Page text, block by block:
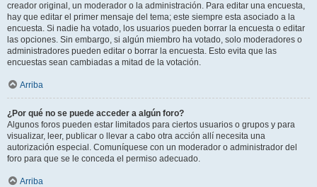
creador original, un moderador o la administración. Para editar una encuesta,
hay que editar el primer mensaje del tema; este siempre esta asociado a la
encuesta. Si nadie ha votado, los usuarios pueden borrar la encuesta o editar
las opciones. Sin embargo, si algún miembro ha votado, solo moderadores o
administradores pueden editar o borrar la encuesta. Esto evita que las
encuestas sean cambiadas a mitad de la votación.
Arriba
¿Por qué no se puede acceder a algún foro?
Algunos foros pueden estar limitados para ciertos usuarios o grupos y para
visualizar, leer, publicar o llevar a cabo otra acción allí necesita una
autorización especial. Comuníquese con un moderador o administrador del
foro para que se le conceda el permiso adecuado.
Arriba